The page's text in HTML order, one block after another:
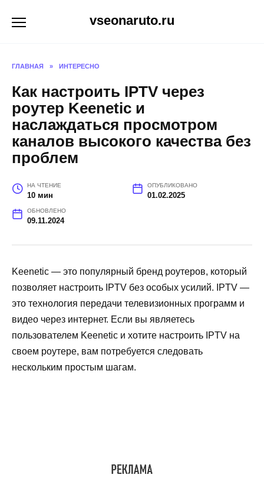
vseonaruto.ru
ГЛАВНАЯ » ИНТЕРЕСНО
Как настроить IPTV через
роутер Keenetic и
наслаждаться просмотром
каналов высокого качества без
проблем
НА ЧТЕНИЕ
10 мин
ОПУБЛИКОВАНО
01.02.2025
ОБНОВЛЕНО
09.11.2024
Keenetic — это популярный бренд роутеров, который
позволяет настроить IPTV без особых усилий. IPTV —
это технология передачи телевизионных программ и
видео через интернет. Если вы являетесь
пользователем Keenetic и хотите настроить IPTV на
своем роутере, вам потребуется следовать
нескольким простым шагам.